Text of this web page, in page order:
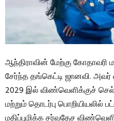
ஆந்திராவின் மேற்கு
சேர்ந்த தங்கெட்டி ஜானவி.
2029 இல் விண்வெளிக்குச்
மற்றும் தொடர்பு பொறியியலில்
மதிப்புமிக்க சர்வதேச